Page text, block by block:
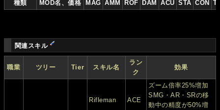
種類 MOD名、価格 MAG AMM ROF DAM ACU STA CON
関連スキル
職業 ツリー Tier スキル名
ラン
ク
効果
Rifleman ACE
ズーム倍率25%増加
SMG・AR・SRの移
動中の精度が50%増